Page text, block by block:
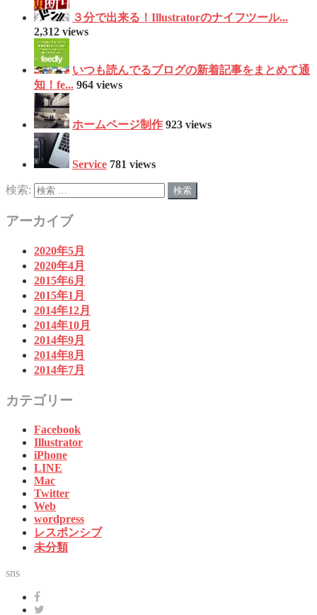
３分で出来る！Illustratorのナイフツール...
2,312 views
いつも読んでるブログの新着記事をまとめて通
知！fe... 964 views
ホームページ制作 923 views
Service 781 views
検索:
アーカイブ
2020年5月
2020年4月
2015年6月
2015年1月
2014年12月
2014年10月
2014年9月
2014年8月
2014年7月
カテゴリー
Facebook
Illustrator
iPhone
LINE
Mac
Twitter
Web
wordpress
レスポンシブ
未分類
sns